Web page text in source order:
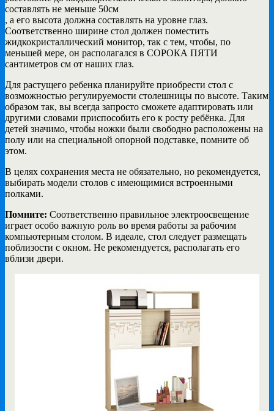
составлять не меньше 50см
, а его высота должна составлять на уровне глаз.
Соответственно ширине стол должен поместить
жидкокристаллический монитор, так с тем, чтобы, по
меньшей мере, он располагался в СОРОКА ПЯТИ
сантиметров см от наших глаз.
Для растущего ребенка планируйте приобрести стол с
возможностью регулируемости столешницы по высоте. Таким
образом так, вы всегда запросто сможете адаптировать или
другими словами приспособить его к росту ребёнка. Для
детей значимо, чтобы ножки были свободно расположены на
полу или на специальной опорной подставке, помните об
этом.
В целях сохранения места не обязательно, но рекомендуется,
выбирать модели столов с имеющимися встроенными
полками.
Помните: Соответственно правильное электроосвещение
играет особо важную роль во время работы за рабочим
компьютерным столом. В идеале, стол следует размещать
поблизости с окном. Не рекомендуется, располагать его
вблизи двери.